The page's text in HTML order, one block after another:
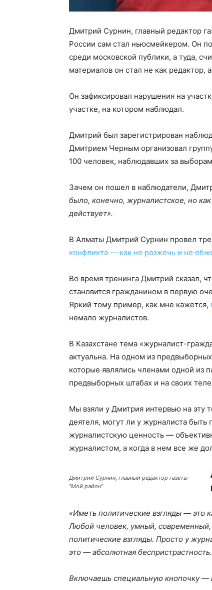
Дмитрий Сурнин, главный редактор
России сам стал ньюсмейкером. Он
среди московской публики, а туда,
материалов он стал не как редактор,
Он зафиксировал нарушения на
участке, на котором наблюдал.
Дмитрий был зарегистрирован
Дмитрием Черным организовал
100 человек, наблюдавших за
Зачем он пошел в наблюдатели,
было, конечно, журналистское, но
действует».
В Алматы Дмитрий Сурнин провел
конфликта — как не разжечь и не
Во время тренинга Дмитрий сказал,
становится гражданином в первую
Яркий тому пример, как мне кажется,
немало журналистов.
В Казахстане тема «журналист-
актуальна. На одном из
которые являлись членами одной из
предвыборных штабах и на своих
Мы взяли у Дмитрия интервью на эту
деятеля, могут ли у журналиста быть
журналистскую ценность —
журналистом, а когда в нем все же
Дмитрий Сурнин, главный редактор газеты
"Мой район"
«Иметь политические взгляды — это
Любой человек, умный,
политические взгляды. Просто у
это — абсолютная беспристрастность.
Включаешь специальную кнопочку —